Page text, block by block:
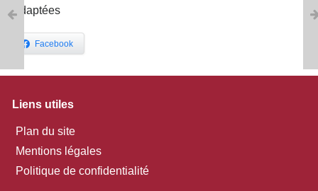
Adaptées
Facebook
Liens utiles
Plan du site
Mentions légales
Politique de confidentialité